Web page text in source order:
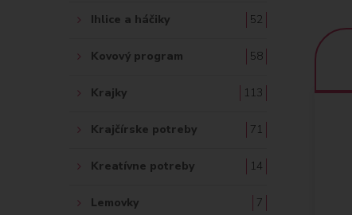
Ihlice a háčiky 52
Kovový program 58
Krajky 113
Krajčírske potreby 71
Kreatívne potreby 14
Lemovky 7